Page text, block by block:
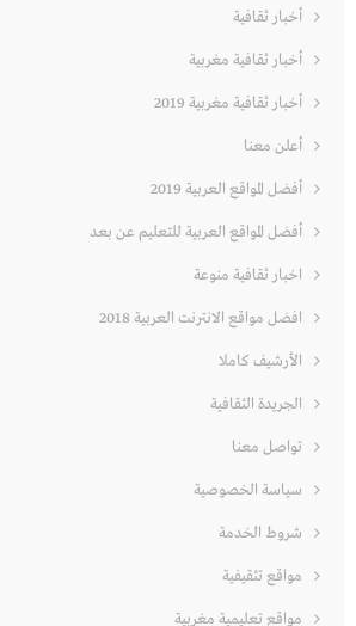
أخبار ثقافية
أخبار ثقافية مغربية
أخبار ثقافية مغربية 2019
أعلن معنا
أفضل المواقع العربية 2019
أفضل المواقع العربية للتعليم عن بعد
اخبار ثقافية منوعة
افضل مواقع الانترنت العربية 2018
الأرشيف كاملا
الجريدة الثقافية
تواصل معنا
سياسة الخصوصية
شروط الخدمة
مواقع تثقيفية
مواقع تعليمية مغربية